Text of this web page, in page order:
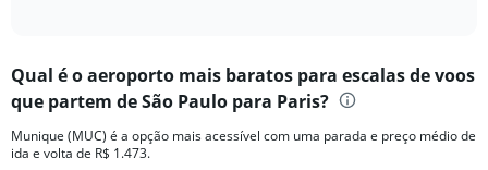
Qual é o aeroporto mais baratos para escalas de voos
que partem de São Paulo para Paris?
Munique (MUC) é a opção mais acessível com uma parada e preço médio de
ida e volta de R$ 1.473.